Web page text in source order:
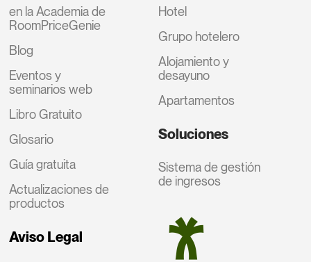
en la Academia de
RoomPriceGenie
Blog
Eventos y
seminarios web
Libro Gratuito
Glosario
Guía gratuita
Actualizaciones de
productos
Aviso Legal
Hotel
Grupo hotelero
Alojamiento y
desayuno
Apartamentos
Soluciones
Sistema de gestión
de ingresos